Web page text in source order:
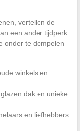
vertellen de
een ander tijdperk.
onder te dompelen
winkels en
dak en unieke
en liefhebbers